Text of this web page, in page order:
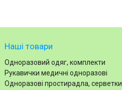
Наші товари
Одноразовий одяг, комплекти
Рукавички медичні одноразові
Одноразові простирадла, серветки